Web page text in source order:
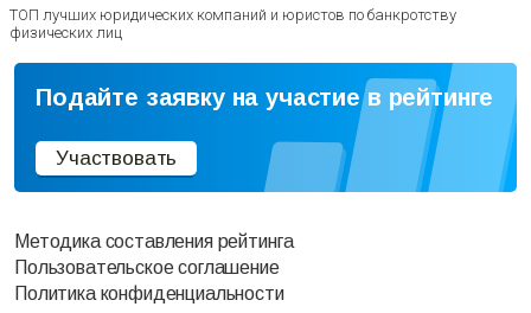
ТОП лучших юридических компаний и юристов по банкротству
физических лиц
Подайте заявку на участие в рейтинге
Участвовать
Методика составления рейтинга
Пользовательское соглашение
Политика конфиденциальности